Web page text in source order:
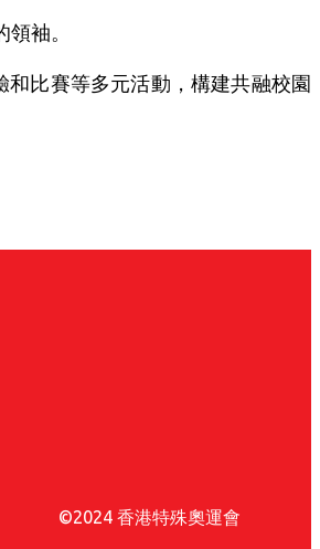
袖。
比賽等多元活動，構建共融校園
©2024 香港特殊奧運會